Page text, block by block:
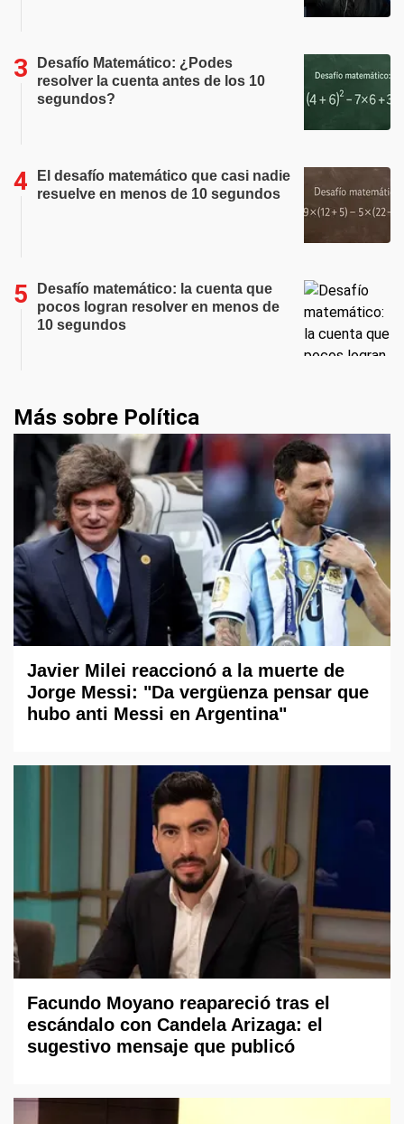
Desafío Matemático: ¿Podes
resolver la cuenta antes de los 10
segundos?
El desafío matemático que casi nadie
resuelve en menos de 10 segundos
Desafío matemático: la cuenta que
pocos logran resolver en menos de
10 segundos
Más sobre Política
Javier Milei reaccionó a la muerte de
Jorge Messi: "Da vergüenza pensar que
hubo anti Messi en Argentina"
Facundo Moyano reapareció tras el
escándalo con Candela Arizaga: el
sugestivo mensaje que publicó